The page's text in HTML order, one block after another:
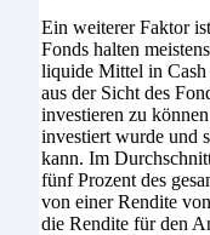
Ein weiterer Faktor
Fonds halten
liquide Mittel in Cash
aus der Sicht des
investieren zu
investiert wurde und
kann. Im
fünf Prozent des
von einer Rendite
die Rendite für den